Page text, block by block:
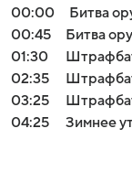
00:00
Битва
00:45
Битва
01:30
02:35
03:25
04:25
Зимнее